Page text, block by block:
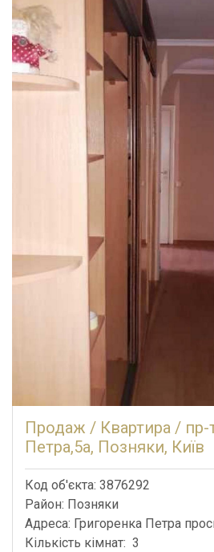
Продаж / Квартира / пр-
Петра,5а, Позняки, Київ
Код об'єкта: 3876292
Район: Позняки
Адреса: Григоренка Петра
Кількість кімнат: 3